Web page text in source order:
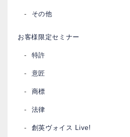
その他
お客様限定セミナー
特許
意匠
商標
法律
創英ヴォイス Live!